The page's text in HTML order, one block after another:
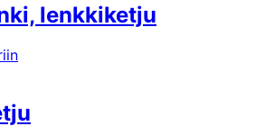
€
useampi
muunnelma.
lenkkiketju